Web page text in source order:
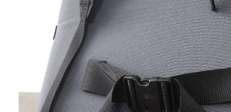
Bag & Accessory
Pad Option
Custom Charge